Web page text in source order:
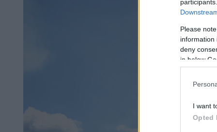
Please
information
deny
in below
I want
Opted